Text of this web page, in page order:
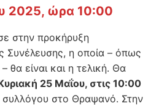
2025, ώρα 10:00
στην προκήρυξη
Συνέλευσης, η οποία – όπως
θα είναι και η τελική. Θα
25 Μαΐου, στις 10:00
συλλόγου στο Θραψανό. Στην